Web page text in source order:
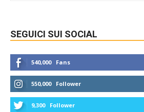
SEGUICI SUI SOCIAL
540,000 Fans
550,000 Follower
9,300 Follower